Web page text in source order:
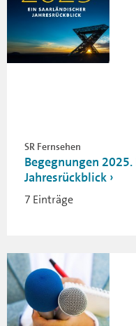
SR Fernsehen
Begegnungen
Jahresrückblick
7 Einträge